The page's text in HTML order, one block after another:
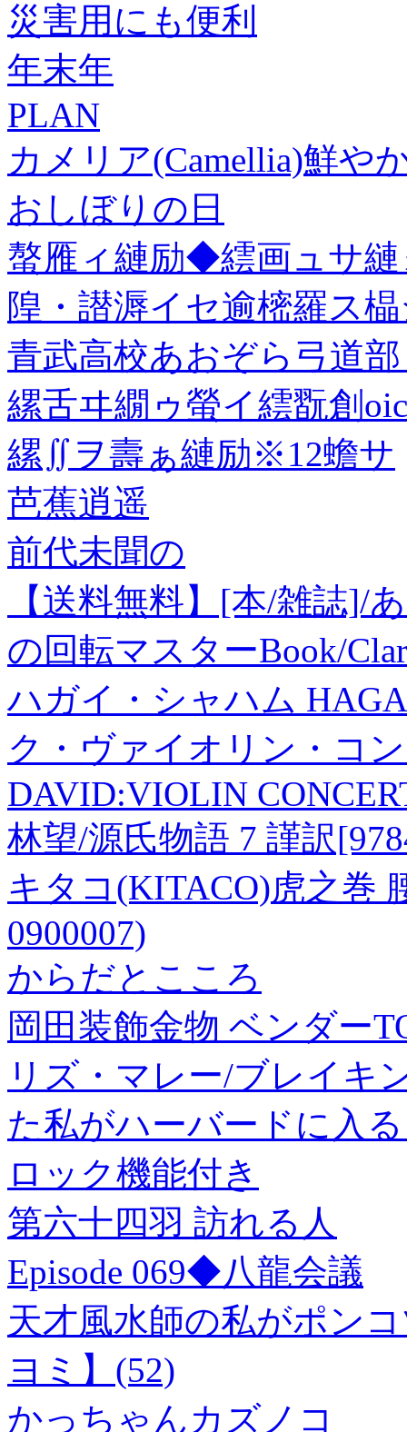
災害用にも便利
年末年
PLAN
カメリア(Camellia)鮮や
おしぼりの日
螯雁ィ縺励◆繧画ュサ
隍・譛溽イセ逾樒羅ス
青武高校あおぞら弓道
縲舌ヰ繝ゥ螢イ繧翫創
縲∬ヲ壽ぁ縺励※12蟾サ
芭蕉逍遥
前代未聞の
【送料無料】[本/雑誌]/
の回転マスターBook/
ハガイ・シャハム
ク・ヴァイオリン・コ
DAVID:VIOLIN
林望/源氏物語 7 謹訳
キタコ(KITACO)虎之巻
0900007)
からだとこころ
岡田装飾金物 ベンダー
リズ・マレー/ブレイキ
た私がハーバードに入
ロック機能付き
第六十四羽 訪れる人
Episode 069◆八龍会議
天才風水師の私がポン
ヨミ】(52)
かっちゃんカズノコ